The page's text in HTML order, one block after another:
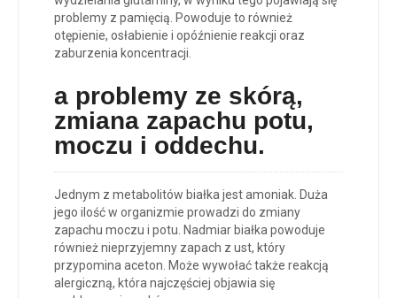
problemy z pamięcią. Powoduje to również
otępienie, osłabienie i opóźnienie reakcji oraz
zaburzenia koncentracji.
a problemy ze skórą,
zmiana zapachu potu,
moczu i oddechu.
Jednym z metabolitów białka jest amoniak. Duża
jego ilość w organizmie prowadzi do zmiany
zapachu moczu i potu. Nadmiar białka powoduje
również nieprzyjemny zapach z ust, który
przypomina aceton. Może wywołać także reakcją
alergiczną, która najczęściej objawia się